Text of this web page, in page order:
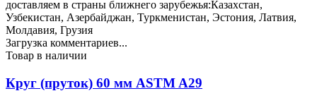
доставляем в страны ближнего зарубежья:Казахстан,
Узбекистан, Азербайджан, Туркменистан, Эстония, Латвия,
Молдавия, Грузия
Загрузка комментариев...
Товар в наличии
Круг (пруток) 60 мм ASTM A29